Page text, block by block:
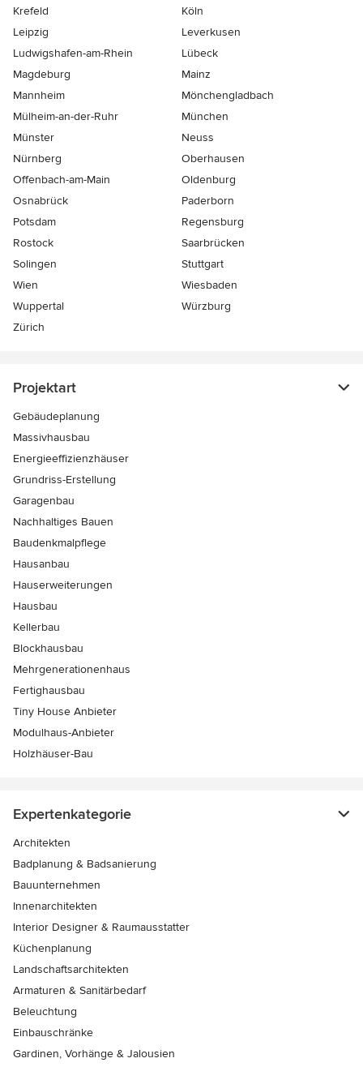
Krefeld
Köln
Leipzig
Leverkusen
Ludwigshafen-am-Rhein
Lübeck
Magdeburg
Mainz
Mannheim
Mönchen­gladbach
Mülheim-an-der-Ruhr
München
Münster
Neuss
Nürnberg
Oberhausen
Offenbach-am-Main
Oldenburg
Osnabrück
Paderborn
Potsdam
Regensburg
Rostock
Saarbrücken
Solingen
Stuttgart
Wien
Wiesbaden
Wuppertal
Würzburg
Zürich
Projektart
Gebäudeplanung
Massivhausbau
Energieeffizienzhäuser
Grundriss-Erstellung
Garagenbau
Nachhaltiges Bauen
Baudenkmalpflege
Hausanbau
Hauserweiterungen
Hausbau
Kellerbau
Blockhausbau
Mehrgenerationenhaus
Fertighausbau
Tiny House Anbieter
Modulhaus-Anbieter
Holzhäuser-Bau
Expertenkategorie
Architekten
Badplanung & Badsanierung
Bauunternehmen
Innenarchitekten
Interior Designer & Raumausstatter
Küchenplanung
Landschaftsarchitekten
Armaturen & Sanitärbedarf
Beleuchtung
Einbauschränke
Gardinen, Vorhänge & Jalousien